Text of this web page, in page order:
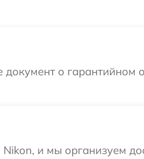
о гарантийном
и мы организуем